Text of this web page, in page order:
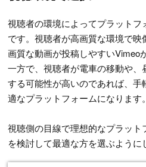
視聴者の環境によってプラット
です。視聴者が高画質な環境で
画質な動画が投稿しやすいVimeo
一方で、視聴者が電車の移動や
する可能性が高いのであれば、手
適なプラットフォームになります。
視聴側の目線で理想的なプラッ
を検討して最適な方を選ぶように